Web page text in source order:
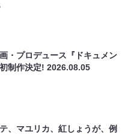
・プロデュース『ドキュメン
制作決定!2026.08.05
、マユリカ、紅しょうが、例